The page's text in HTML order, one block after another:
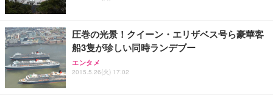
圧巻の光景！クイーン・エリザベス号ら豪華客
船3隻が珍しい同時ランデブー
エンタメ
2015.5.26(火) 17:02